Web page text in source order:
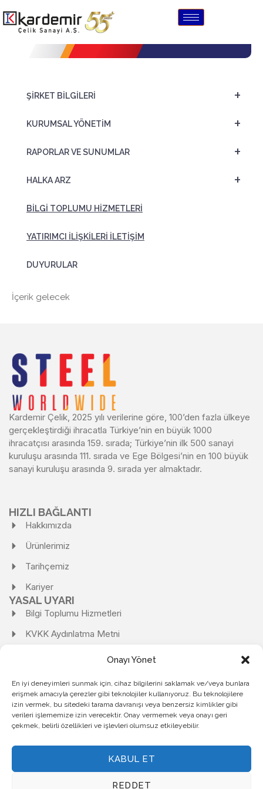
Onayı Yönet
En iyi deneyimleri sunmak için, cihaz bilgilerini saklamak ve/veya bunlara
erişmek amacıyla çerezler gibi teknolojiler kullanıyoruz. Bu teknolojilere
izin vermek, bu sitedeki tarama davranışı veya benzersiz kimlikler gibi
verileri işlememize izin verecektir. Onay vermemek veya onayı geri
çekmek, belirli özellikleri ve işlevleri olumsuz etkileyebilir.
KABUL ET
REDDET
+
ŞİRKET BİLGİLERİ
+
KURUMSAL YÖNETİM
+
RAPORLAR VE SUNUMLAR
+
HALKA ARZ
BİLGİ TOPLUMU HİZMETLERİ
YATIRIMCI İLİŞKİLERİ İLETİŞİM
DUYURULAR
İçerik gelecek
Kardemir Çelik, 2025 yılı verilerine göre, 100’den fazla ülkeye
gerçekleştirdiği ihracatla Türkiye’nin en büyük 1000
ihracatçısı arasında 159. sırada; Türkiye’nin ilk 500 sanayi
kuruluşu arasında 111. sırada ve Ege Bölgesi’nin en 100 büyük
sanayi kuruluşu arasında 9. sırada yer almaktadır.
HIZLI BAĞLANTI
Hakkımızda
Ürünlerimiz
Tarihçemiz
Kariyer
YASAL UYARI
Bilgi Toplumu Hizmetleri
KVKK Aydınlatma Metni
KVKK Başvuru Formu
Kişisel Verileri Saklama ve İmha Politikası
Çerez Politikası
KARDEMİR ÇELİK SANAYİ A.Ş.